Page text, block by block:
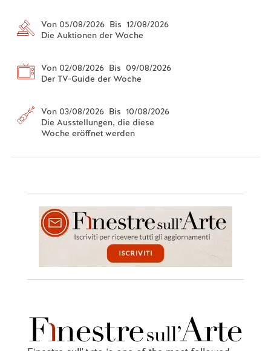
Von 05/08/2026 Bis 12/08/2026
Die Auktionen der Woche
Von 02/08/2026 Bis 09/08/2026
Der TV-Guide der Woche
Von 03/08/2026 Bis 10/08/2026
Die Ausstellungen, die diese
Woche eröffnet werden